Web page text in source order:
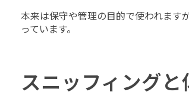
本来は保守や管理の目的で使われます
っています。
スニッフィング